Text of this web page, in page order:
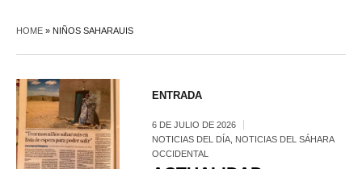
HOME » NIÑOS SAHARAUIS
ENTRADA
6 DE JULIO DE 2026
NOTICIAS DEL DÍA NOTICIAS DEL SÁHARA
OCCIDENTAL